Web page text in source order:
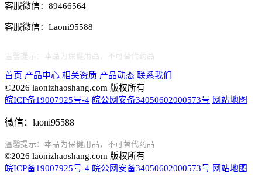
客服微信：89466564
客服微信：Laoni95588
温馨提示：本品为保健用品，不可替代药品
首页 产品中心 相关资质 产品动态 联系我们
©2026 laonizhaoshang.com 版权所有
皖ICP备19007925号-4 皖公网安备34050602000573号 网站地图
微信：laoni95588
温馨提示：本品为保健用品，不可替代药品
©2026 laonizhaoshang.com 版权所有
皖ICP备19007925号-4 皖公网安备34050602000573号 网站地图